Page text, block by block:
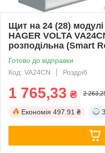
Щит на 24 (28)
HAGER VOLTA
розподільна (Smart
Готово до відправки
Код: VA24CN
Роздріб
1 765,33 ₴ 2
Економія 497.91 ₴